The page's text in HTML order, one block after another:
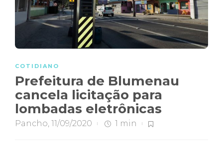
COTIDIANO
Prefeitura de Blumenau
cancela licitação para
lombadas eletrônicas
Pancho 11/09/2020 1 min